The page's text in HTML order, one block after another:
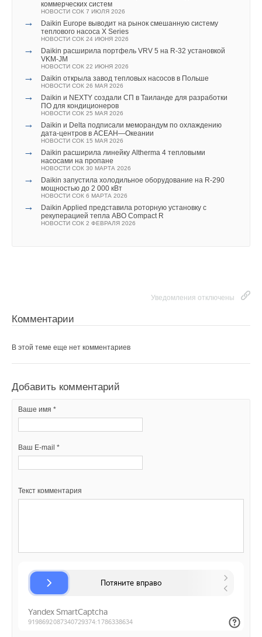
коммерческих систем
НОВОСТИ СОК 7 ИЮЛЯ 2026
→
Daikin Europe выводит на рынок смешанную систему
теплового насоса X Series
НОВОСТИ СОК 24 ИЮНЯ 2026
→
Daikin расширила портфель VRV 5 на R-32 установкой
VKM-JM
НОВОСТИ СОК 22 ИЮНЯ 2026
→ Daikin открыла завод тепловых насосов в Польше
НОВОСТИ СОК 26 МАЯ 2026
→
Daikin и NEXTY создали СП в Таиланде для разработки
ПО для кондиционеров
НОВОСТИ СОК 25 МАЯ 2026
→
Daikin и Delta подписали меморандум по охлаждению
дата-центров в АСЕАН—Океании
НОВОСТИ СОК 15 МАЯ 2026
→
Daikin расширила линейку Altherma 4 тепловыми
насосами на пропане
НОВОСТИ СОК 30 МАРТА 2026
→
Daikin запустила холодильное оборудование на R-290
мощностью до 2 000 кВт
НОВОСТИ СОК 6 МАРТА 2026
→
Daikin Applied представила роторную установку с
рекуперацией тепла АВО Compact R
НОВОСТИ СОК 2 ФЕВРАЛЯ 2026
Уведомления отключены
Комментарии
В этой теме еще нет комментариев
Добавить комментарий
Ваше имя *
Ваш E-mail *
Текст комментария
Новый мембранный редуктор давления
НОВОСТИ СОК 10 АВГУСТА 2017
Деловая программа HEAT&POWER - 2017
НОВОСТИ СОК 24 ИЮЛЯ 2017
Комментарии
В этой теме еще нет комментариев
Добавить комментарий
Ваше имя *
Абагайтуйскую СЭС
НОВОСТИ СОК 7 АВГУСТА 2026
→
Учёные ЮУрГУ создали каскадную установку,
объединяющую солнечную и геотермальную энергию
НОВОСТИ СОК 6 АВГУСТА 2026
→
Тепловые насосы в связке с солнечной генерацией и
накопителем снижают потребление на 60%
НОВОСТИ СОК 4 АВГУСТА 2026
→
США запретили использование иностранных
инверторов
→
Уже через месяц в России можно будет устанавливать
солнечные панели в МКД
→
ВИЭ обойдут уголь по выработке электроэнергии в
текущем году
→
Китай опубликовал план развития сектора ВИЭ на
период 2026-2030 гг.
→
В Дагестане ввели вторую очередь крупнейшей в России
ветроэлектростанции
→
LONGi вновь установила мировой рекорд
эффективности тандемных солнечных элементов —
Комментарии
В этой теме еще нет комментариев
Добавить комментарий
Ваше имя *
Ваш E-mail *